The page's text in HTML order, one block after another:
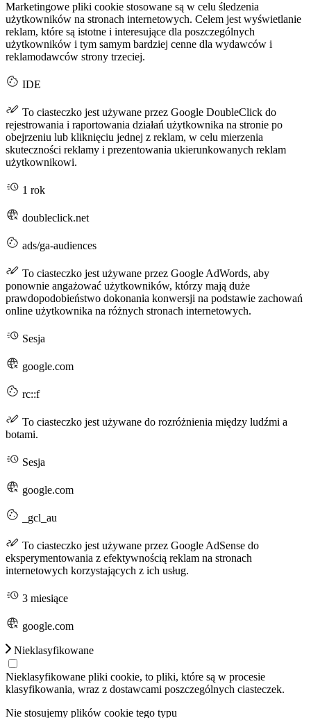
Marketingowe pliki cookie stosowane są w celu śledzenia
użytkowników na stronach internetowych. Celem jest wyświetlanie
reklam, które są istotne i interesujące dla poszczególnych
użytkowników i tym samym bardziej cenne dla wydawców i
reklamodawców strony trzeciej.
IDE
To ciasteczko jest używane przez Google DoubleClick do
rejestrowania i raportowania działań użytkownika na stronie po
obejrzeniu lub kliknięciu jednej z reklam, w celu mierzenia
skuteczności reklamy i prezentowania ukierunkowanych reklam
użytkownikowi.
1 rok
doubleclick.net
ads/ga-audiences
To ciasteczko jest używane przez Google AdWords, aby
ponownie angażować użytkowników, którzy mają duże
prawdopodobieństwo dokonania konwersji na podstawie zachowań
online użytkownika na różnych stronach internetowych.
Sesja
google.com
rc::f
To ciasteczko jest używane do rozróżnienia między ludźmi a
botami.
Sesja
google.com
_gcl_au
To ciasteczko jest używane przez Google AdSense do
eksperymentowania z efektywnością reklam na stronach
internetowych korzystających z ich usług.
3 miesiące
google.com
Nieklasyfikowane
Nieklasyfikowane pliki cookie, to pliki, które są w procesie
klasyfikowania, wraz z dostawcami poszczególnych ciasteczek.
Nie stosujemy plików cookie tego typu